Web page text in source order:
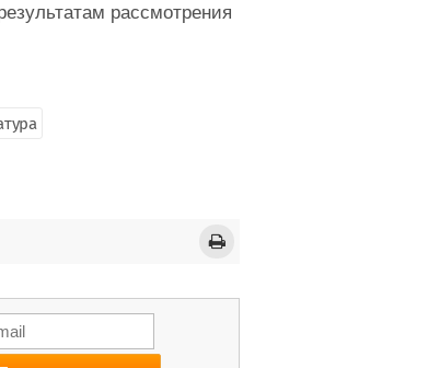
рассмотрения